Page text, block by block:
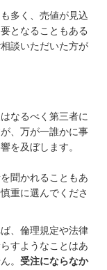
多く、売値が見込
となることもある
談いただいた方が
なるべく第三者に
、万が一誰かに事
を及ぼします。
聞かれることもあ
重に選んでくださ
、倫理規定や法律
すようなことはあ
。 受注にならなか